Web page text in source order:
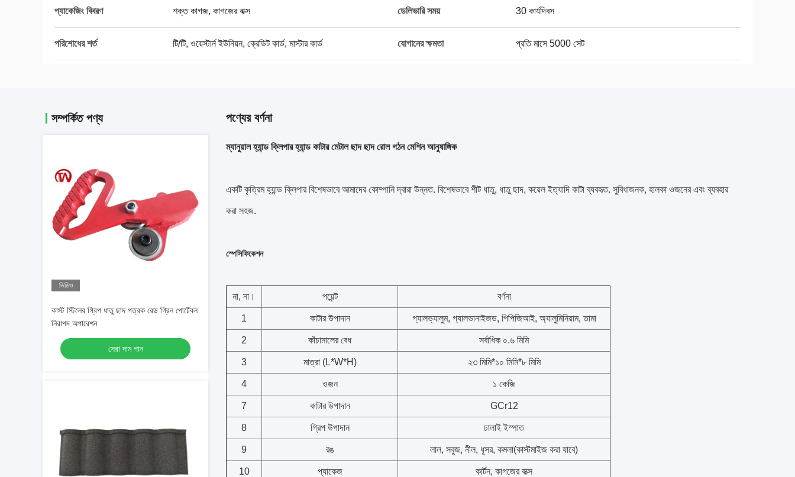
প্যাকেজিং বিবরণ শক্ত কাগজ, কাগজের বাক্স ডেলিভারি সময় 30 কার্যদিবস
পরিশোধের শর্ত টি/টি, ওয়েস্টার্ন ইউনিয়ন, ক্রেডিট কার্ড, মাস্টার কার্ড যোগানের ক্ষমতা প্রতি মাসে 5000 সেট
সম্পর্কিত পণ্য
ভিডিও
কাস্ট স্টিলের গ্রিপ ধাতু ছাদ পত্রক রেড গ্রিন পোর্টেবল
নিরাপদ অপারেশন
সেরা দাম পান
পণ্যের বর্ণনা
ম্যানুয়াল হ্যান্ড ক্লিপার হ্যান্ড কাটার মেটাল ছাদ ছাদ রোল গঠন মেশিন আনুষাঙ্গিক
একটি কৃত্রিম হ্যান্ড ক্লিপার বিশেষভাবে আমাদের কোম্পানি দ্বারা উন্নত. বিশেষভাবে শীট ধাতু, ধাতু ছাদ, কয়েল ইত্যাদি কাটা ব্যবহৃত. সুবিধাজনক, হালকা ওজনের এবং ব্যবহার
করা সহজ.
স্পেসিফিকেশন
না, না। পয়েন্ট বর্ণনা
1 কাটার উপাদান গ্যালভ্যালুম, গ্যালভানাইজড, পিপিজিআই, অ্যালুমিনিয়াম, তামা
2 কাঁচামালের বেধ সর্বাধিক ০.৬ মিমি
3 মাত্রা (L*W*H) ২৩ মিমি*১০ মিমি*৮ মিমি
4 ওজন ১ কেজি
7 কাটার উপাদান GCr12
8 গ্রিপ উপাদান ঢালাই ইস্পাত
9 রঙ লাল, সবুজ, নীল, ধূসর, কমলা(কাস্টমাইজ করা যাবে)
10 প্যাকেজ কার্টন, কাগজের বাক্স